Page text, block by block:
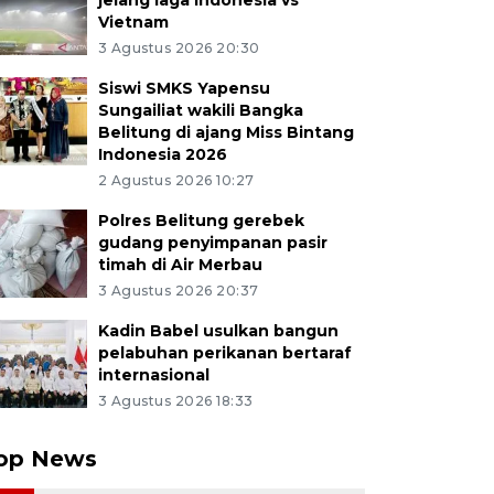
Vietnam
3 Agustus 2026 20:30
Siswi SMKS Yapensu
Sungailiat wakili Bangka
Belitung di ajang Miss Bintang
Indonesia 2026
2 Agustus 2026 10:27
Polres Belitung gerebek
gudang penyimpanan pasir
timah di Air Merbau
3 Agustus 2026 20:37
Kadin Babel usulkan bangun
pelabuhan perikanan bertaraf
internasional
3 Agustus 2026 18:33
News